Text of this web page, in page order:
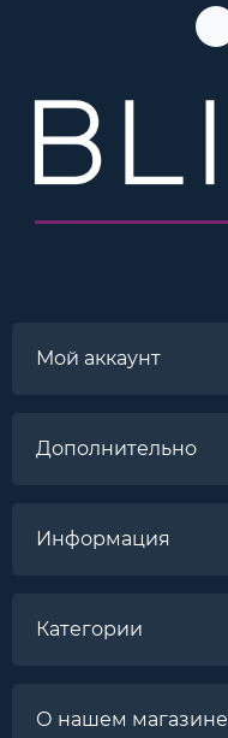
Мой аккаунт
Дополнительно
Информация
Категории
О нашем магазине